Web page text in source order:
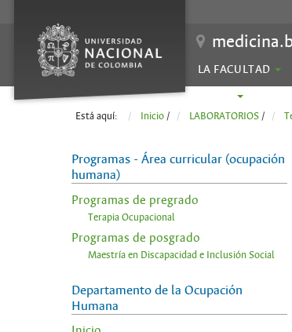
LA FACULTAD
Está aquí: Inicio / LABORATORIOS /
Programas - Área curricular (ocupación
humana)
Programas de pregrado
Terapia Ocupacional
Programas de posgrado
Maestría en Discapacidad e Inclusión Social
Departamento de la Ocupación
Humana